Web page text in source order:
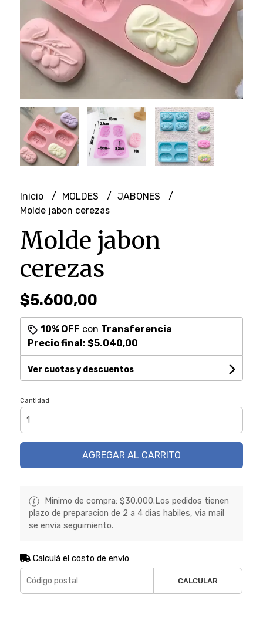
Inicio MOLDES
JABONES
Molde jabon cerezas
Molde jabon
cerezas
$5.600,00
10% OFF con Transferencia
Precio final: $5.040,00
Ver cuotas y descuentos
Cantidad
AGREGAR AL CARRITO
Minimo de compra: $30.000.Los pedidos tienen
plazo de preparacion de 2 a 4 dias habiles, via mail
se envia seguimiento.
Calculá el costo de envío
CALCULAR